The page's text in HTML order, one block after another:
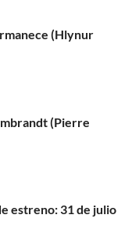
(Hlynur
(Pierre
estreno: 31 de julio